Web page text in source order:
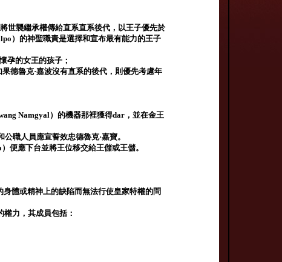
世襲繼承權傳給直系直系後代，以王子優先於
）的神聖職責是選擇和宣布最有能力的王子
孕的女王的孩子；
德魯克·嘉波沒有直系的後代，則優先考慮年
Namgyal）的機器那裡獲得dar，並在金王
職人員應宣誓效忠德魯克·嘉寶。
便應下台並將王位移交給王儲或王儲。
體或精神上的缺陷而無法行使皇家特權的問
力，其成員包括：